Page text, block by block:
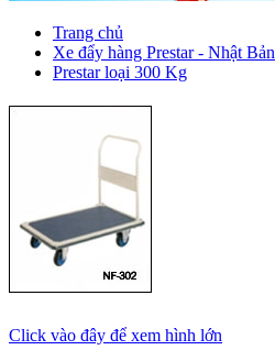
Trang chủ
Xe đẩy hàng Prestar - Nhật Bản
Prestar loại 300 Kg
Click vào đây để xem hình lớn